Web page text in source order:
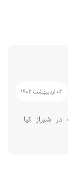
02 اردیبهشت 1402
شیراز کیا